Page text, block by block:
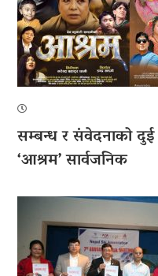
सम्बन्ध र संवेदनाको दुई
‘आश्रम’ सार्वजनिक